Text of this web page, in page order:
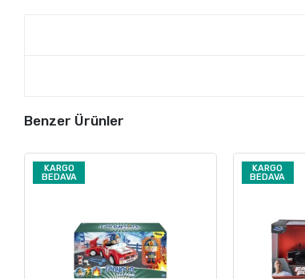
Benzer Ürünler
KARGO
BEDAVA
KARGO
BEDAVA